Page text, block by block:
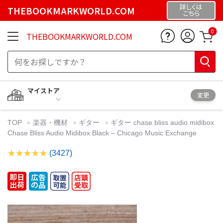
THEBOOKMARKWORLD.COM 詳しくは
こちら
THEBOOKMARKWORLD.COM 0
マイストア
変更
TOP 楽器・機材 ギター
ギター chase bliss audio midibox
Chase Bliss Audio Midibox Black – Chicago Music Exchange
(3427)